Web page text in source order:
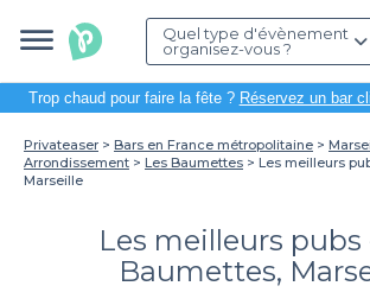
Quel type d'évènement
organisez-vous ?
Trop chaud pour faire la fête ? Réservez un bar
Privateaser Bars en France métropolitaine
Arrondissement
Les Baumettes
Les meilleurs
Marseille
Les meilleurs pubs
Baumettes,